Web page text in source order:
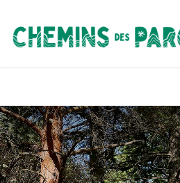
Chemins des